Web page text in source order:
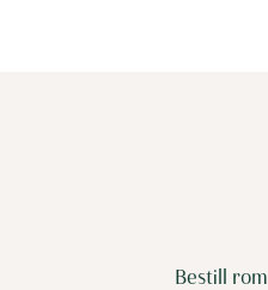
Bestill rom